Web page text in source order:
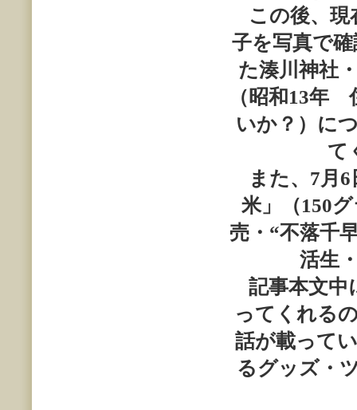
この後、現
子を写真で
た湊川神社
（昭和13年
いか？）に
て
また、 7月 6
米」（150
売・“不落千
活生
記事本文中
ってくれる
話が載って
るグッズ・